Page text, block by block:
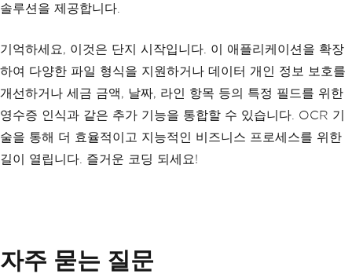
솔루션을 제공합니다.
기억하세요, 이것은 단지 시작입니다. 이 애플리케이션을 확장
하여 다양한 파일 형식을 지원하거나 데이터 개인 정보 보호를
개선하거나 세금 금액, 날짜, 라인 항목 등의 특정 필드를 위한
영수증 인식과 같은 추가 기능을 통합할 수 있습니다. OCR 기
술을 통해 더 효율적이고 지능적인 비즈니스 프로세스를 위한
길이 열립니다. 즐거운 코딩 되세요!
자주 묻는 질문